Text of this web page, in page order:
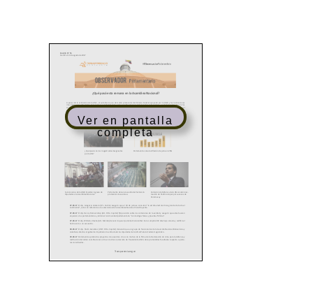
Ver en pantalla
completa